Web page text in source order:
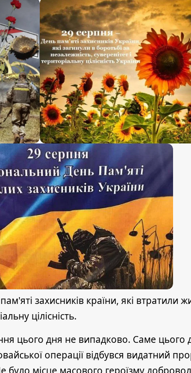
захисників країни, які втратили
цілісність.
цього дня не випадково. Саме цього
операції відбувся видатний
було місце масового героїзму